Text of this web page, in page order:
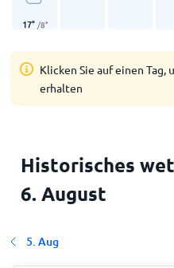
17° /8°
Klicken Sie auf einen
erhalten
Historisches
6. August
5. Aug